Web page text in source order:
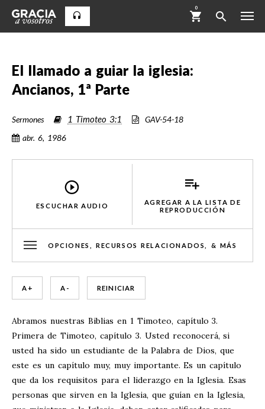
0
El llamado a guiar la iglesia:
Ancianos, 1ª Parte
Sermones 1 Timoteo 3:1
GAV-54-18
abr. 6, 1986
ESCUCHAR AUDIO
AGREGAR A LA LISTA DE
REPRODUCCIÓN
OPCIONES, RECURSOS RELACIONADOS, & MÁS
A + A - REINICIAR
Abramos nuestras Biblias en 1 Timoteo, capítulo 3.
Primera de Timoteo, capítulo 3. Usted reconocerá, si
usted ha sido un estudiante de la Palabra de Dios, que
este es un capítulo muy, muy importante. Es un capítulo
que da los requisitos para el liderazgo en la Iglesia. Esas
personas que sirven en la Iglesia, que guían en la Iglesia,